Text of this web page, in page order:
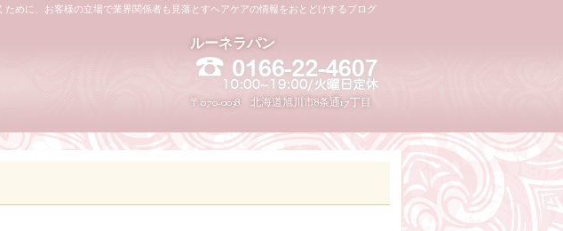
めに、お客様の立場で業界関係者も見落とすヘアケアの情報をおとどけするブログ
美容室 LUNELAPIN（ルーネラパン
ルーネラパン
〒070-0038 北海道旭川市8条通17丁目